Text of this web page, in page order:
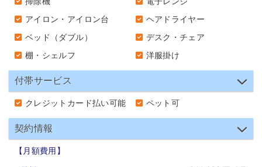
アイロン・アイロン台
ヘアドライヤー
ベッド（ダブル）
デスク・チェア
棚・シェルフ
洋服掛け
付帯サービス
クレジットカード払い可能 ペット可
契約情報
【月額費用】